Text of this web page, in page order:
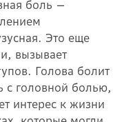
боль —
Это еще
вызывает
Голова болит
с головной болью,
интерес к жизни